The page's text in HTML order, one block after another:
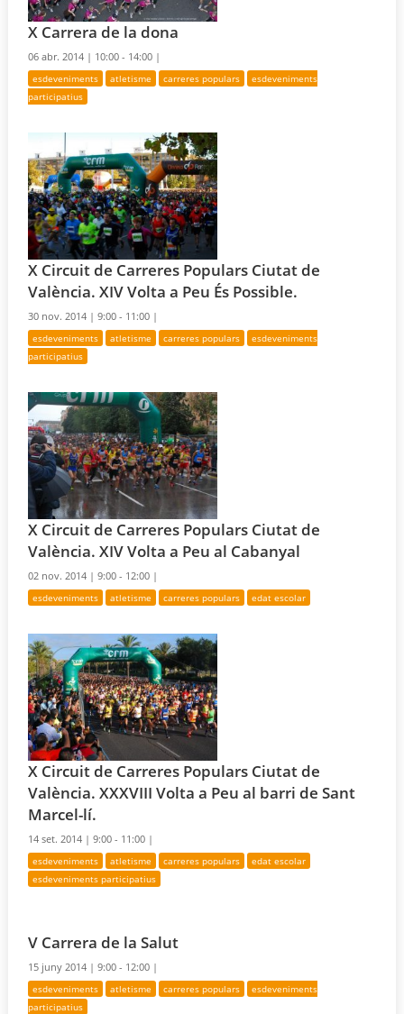
X Carrera de la dona
06 abr. 2014 | 10:00 - 14:00 |
esdeveniments atletisme carreres populars
esdeveniments
participatius
X Circuit de Carreres Populars Ciutat de
València. XIV Volta a Peu És Possible.
30 nov. 2014 |9:00 - 11:00 |
esdeveniments atletisme carreres populars
esdeveniments
participatius
X Circuit de Carreres Populars Ciutat de
València. XIV Volta a Peu al Cabanyal
02 nov. 2014 |9:00 - 12:00 |
esdeveniments atletisme carreres populars edat escolar
X Circuit de Carreres Populars Ciutat de
València. XXXVIII Volta a Peu al barri de Sant
Marcel-lí.
14 set. 2014 |9:00 - 11:00 |
esdeveniments atletisme carreres populars
edat escolar
esdeveniments participatius
V Carrera de la Salut
15 juny 2014 |9:00 - 12:00 |
esdeveniments atletisme carreres populars
esdeveniments
participatius